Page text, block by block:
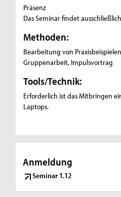
Präsenz
Das Seminar findet
Methoden:
Bearbeitung von
Gruppenarbeit, Impulsvortrag
Tools/Technik:
Erforderlich ist das Mitbringen
Laptops.
Anmeldung
Seminar 1.12